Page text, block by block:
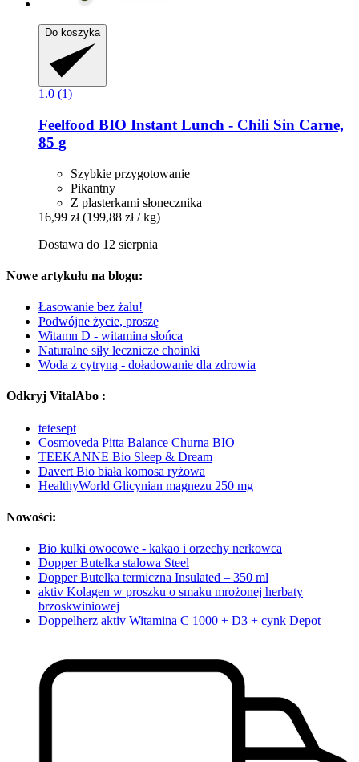
Do koszyka
1.0 (1)
Feelfood BIO Instant Lunch -​ Chili Sin Carne,
85 g
Szybkie przygotowanie
Pikantny
Z plasterkami słonecznika
16,99 zł (199,88 zł / kg)
Dostawa do 12 sierpnia
Nowe artykułu na blogu:
Łasowanie bez żalu!
Podwójne życie, proszę
Witamn D - witamina słońca
Naturalne siły lecznicze choinki
Woda z cytryną - doładowanie dla zdrowia
Odkryj VitalAbo :
tetesept
Cosmoveda Pitta Balance Churna BIO
TEEKANNE Bio Sleep & Dream
Davert Bio biała komosa ryżowa
HealthyWorld Glicynian magnezu 250 mg
Nowości:
Bio kulki owocowe - kakao i orzechy nerkowca
Dopper Butelka stalowa Steel
Dopper Butelka termiczna Insulated – 350 ml
aktiv Kolagen w proszku o smaku mrożonej herbaty
brzoskwiniowej
Doppelherz aktiv Witamina C 1000 + D3 + cynk Depot